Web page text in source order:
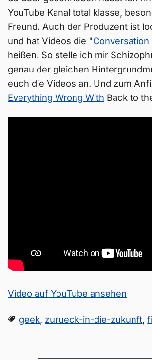
YouTube Kanal total klasse,
Freund. Auch der Produzent ist
und hat Videos die "
heißen. So stelle ich mir
genau der gleichen
euch die Videos an. Und zum
Everything Wrong With Back to
Video auf YouTube ansehen
geek, zurueck-in-die-zukunft,